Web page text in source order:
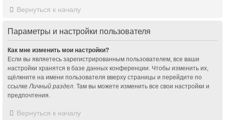
Вернуться к началу
Параметры и настройки пользователя
Как мне изменить мои настройки?
Если вы являетесь зарегистрированным пользователем, все ваши
настройки хранятся в базе данных конференции. Чтобы изменить их,
щёлкните на имени пользователя вверху страницы и перейдите по
ссылке Личный раздел . Там вы можете изменить все свои настройки и
предпочтения.
Вернуться к началу